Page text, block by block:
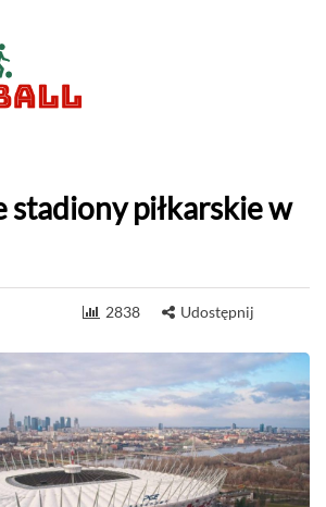
stadiony piłkarskie w
2838 Udostępnij